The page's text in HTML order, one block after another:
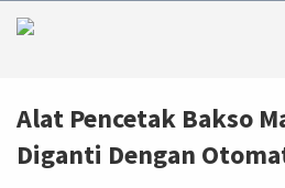
Alat Pencetak Bakso
Diganti Dengan